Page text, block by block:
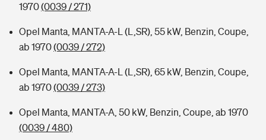
1970(0039 / 271)
Opel Manta, MANTA-A-L (L,SR), 55 kW, Benzin, Coupe,
ab 1970(0039 / 272)
Opel Manta, MANTA-A-L (L,SR), 65 kW, Benzin, Coupe,
ab 1970(0039 / 273)
Opel Manta, MANTA-A, 50 kW, Benzin, Coupe, ab 1970
(0039 / 480)